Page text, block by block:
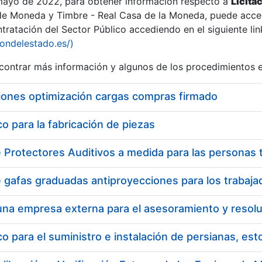
Moneda y Timbre - Real Casa de la Moneda, puede
del Sector Público accediendo en el siguiente
)
más información y algunos de los procedimientos
optimización cargas compras firmado
para la fabricación de piezas
para el suministro e instalación de persianas,